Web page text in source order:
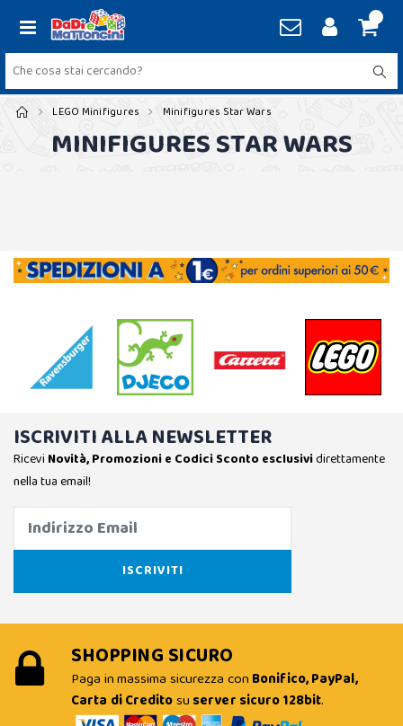
LEGO Minifigures Minifigures Star Wars
MINIFIGURES STAR WARS
ISCRIVITI ALLA NEWSLETTER
Ricevi Novità, Promozioni e Codici Sconto esclusividirettamente
nella tua email!
SHOPPING SICURO
Paga in massima sicurezza con Bonifico, PayPal,
Carta di Creditosu server sicuro 128bit.